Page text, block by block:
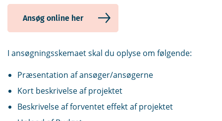
Ansøg online her
I ansøgningsskemaet skal du oplyse om følgende:
Præsentation af ansøger/ansøgerne
Kort beskrivelse af projektet
Beskrivelse af forventet effekt af projektet